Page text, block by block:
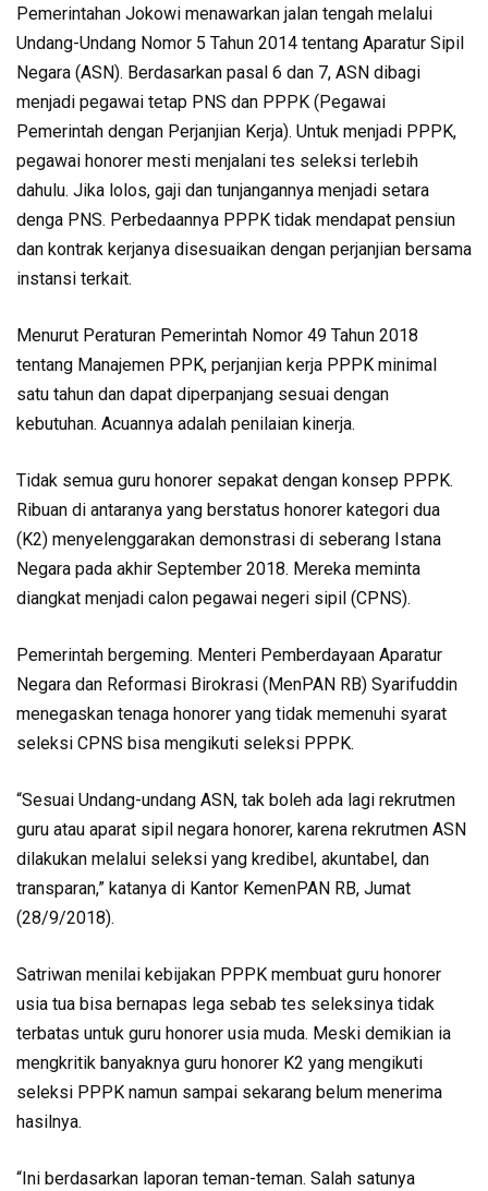
Pemerintahan Jokowi menawarkan jalan tengah melalui
Undang-Undang Nomor 5 Tahun 2014 tentang Aparatur Sipil
Negara (ASN). Berdasarkan pasal 6 dan 7, ASN dibagi
menjadi pegawai tetap PNS dan PPPK (Pegawai
Pemerintah dengan Perjanjian Kerja). Untuk menjadi PPPK,
pegawai honorer mesti menjalani tes seleksi terlebih
dahulu. Jika lolos, gaji dan tunjangannya menjadi setara
denga PNS. Perbedaannya PPPK tidak mendapat pensiun
dan kontrak kerjanya disesuaikan dengan perjanjian bersama
instansi terkait.
Menurut Peraturan Pemerintah Nomor 49 Tahun 2018
tentang Manajemen PPK, perjanjian kerja PPPK minimal
satu tahun dan dapat diperpanjang sesuai dengan
kebutuhan. Acuannya adalah penilaian kinerja.
Tidak semua guru honorer sepakat dengan konsep PPPK.
Ribuan di antaranya yang berstatus honorer kategori dua
(K2) menyelenggarakan demonstrasi di seberang Istana
Negara pada akhir September 2018. Mereka meminta
diangkat menjadi calon pegawai negeri sipil (CPNS).
Pemerintah bergeming. Menteri Pemberdayaan Aparatur
Negara dan Reformasi Birokrasi (MenPAN RB) Syarifuddin
menegaskan tenaga honorer yang tidak memenuhi syarat
seleksi CPNS bisa mengikuti seleksi PPPK.
“Sesuai Undang-undang ASN, tak boleh ada lagi rekrutmen
guru atau aparat sipil negara honorer, karena rekrutmen ASN
dilakukan melalui seleksi yang kredibel, akuntabel, dan
transparan,” katanya di Kantor KemenPAN RB, Jumat
(28/9/2018).
Satriwan menilai kebijakan PPPK membuat guru honorer
usia tua bisa bernapas lega sebab tes seleksinya tidak
terbatas untuk guru honorer usia muda. Meski demikian ia
mengkritik banyaknya guru honorer K2 yang mengikuti
seleksi PPPK namun sampai sekarang belum menerima
hasilnya.
“Ini berdasarkan laporan teman-teman. Salah satunya